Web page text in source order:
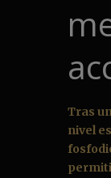
Tras
nivel